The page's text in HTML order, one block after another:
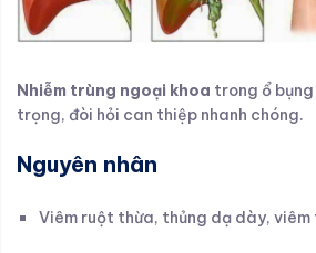
Nhiễm trùng ngoại khoa trong ổ
trọng, đòi hỏi can thiệp nhanh chóng.
Nguyên nhân
Viêm ruột thừa, thủng dạ dày, viêm